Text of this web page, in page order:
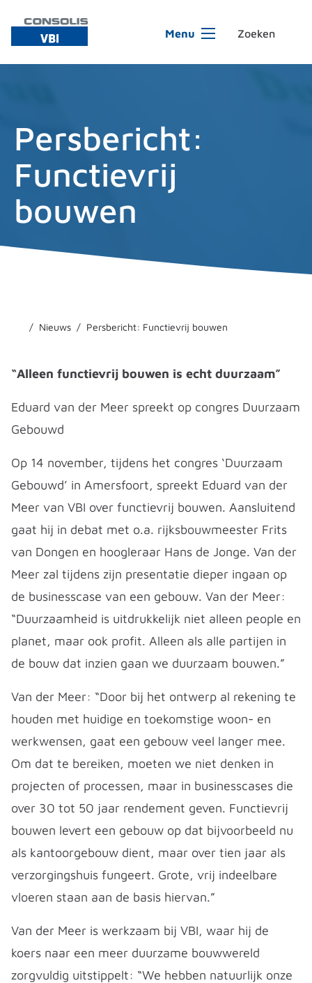
Menu
Persbericht:
Functievrij
bouwen
Nieuws Persbericht: Functievrij bouwen
“Alleen functievrij bouwen is echt duurzaam”
Eduard van der Meer spreekt op congres Duurzaam
Gebouwd
Op 14 november, tijdens het congres ‘Duurzaam
Gebouwd’ in Amersfoort, spreekt Eduard van der
Meer van VBI over functievrij bouwen. Aansluitend
gaat hij in debat met o.a. rijksbouwmeester Frits
van Dongen en hoogleraar Hans de Jonge. Van der
Meer zal tijdens zijn presentatie dieper ingaan op
de businesscase van een gebouw. Van der Meer:
“Duurzaamheid is uitdrukkelijk niet alleen people en
planet, maar ook profit. Alleen als alle partijen in
de bouw dat inzien gaan we duurzaam bouwen.”
Van der Meer: “Door bij het ontwerp al rekening te
houden met huidige en toekomstige woon- en
werkwensen, gaat een gebouw veel langer mee.
Om dat te bereiken, moeten we niet denken in
projecten of processen, maar in businesscases die
over 30 tot 50 jaar rendement geven. Functievrij
bouwen levert een gebouw op dat bijvoorbeeld nu
als kantoorgebouw dient, maar over tien jaar als
verzorgingshuis fungeert. Grote, vrij indeelbare
vloeren staan aan de basis hiervan.”
Van der Meer is werkzaam bij VBI, waar hij de
koers naar een meer duurzame bouwwereld
zorgvuldig uitstippelt: “We hebben natuurlijk onze